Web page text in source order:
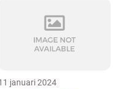
januari 2024